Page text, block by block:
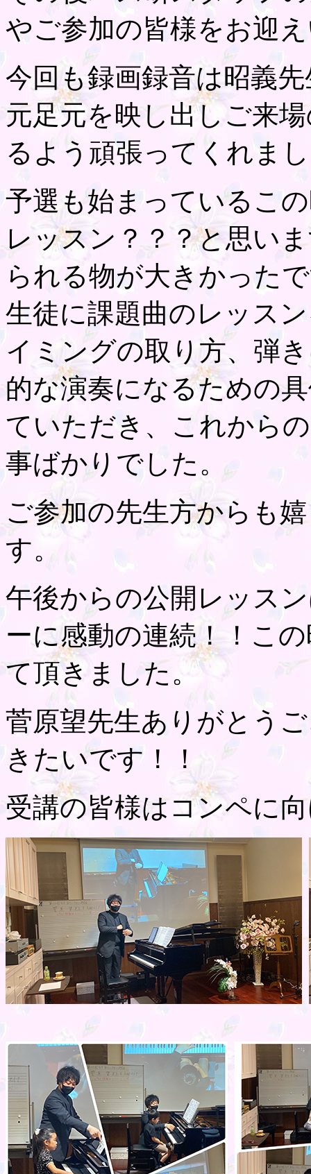
やご参加の皆様をお迎
今回も録画録音は昭義
元足元を映し出しご来
るよう頑張ってくれま
予選も始まっているこ
レッスン？？？と思い
られる物が大きかった
生徒に課題曲のレッス
イミングの取り方、弾
的な演奏になるための
ていただき、これから
事ばかりでした。
ご参加の先生方からも
す。
午後からの公開レッス
ーに感動の連続！！こ
て頂きました。
菅原望先生ありがとう
きたいです！！
受講の皆様はコンペに